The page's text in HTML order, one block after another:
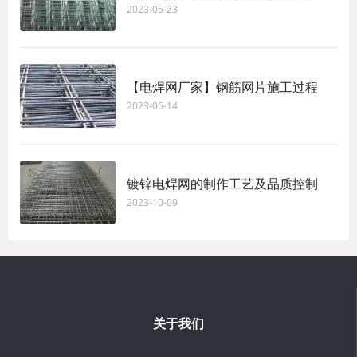
2023-05-23
【电焊网厂家】钢筋网片施工过程
2023-06-14
镀锌电焊网的制作工艺及品质控制
2023-10-09
关于我们